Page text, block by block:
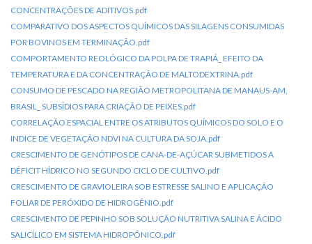
CONCENTRAÇÕES DE ADITIVOS.pdf
COMPARATIVO DOS ASPECTOS QUÍMICOS DAS SILAGENS CONSUMIDAS
POR BOVINOS EM TERMINAÇÃO.pdf
COMPORTAMENTO REOLÓGICO DA POLPA DE TRAPIÁ_ EFEITO DA
TEMPERATURA E DA CONCENTRAÇÃO DE MALTODEXTRINA.pdf
CONSUMO DE PESCADO NA REGIÃO METROPOLITANA DE MANAUS-AM,
BRASIL_ SUBSÍDIOS PARA CRIAÇÃO DE PEIXES.pdf
CORRELAÇÃO ESPACIAL ENTRE OS ATRIBUTOS QUÍMICOS DO SOLO E O
INDICE DE VEGETAÇÃO NDVI NA CULTURA DA SOJA.pdf
CRESCIMENTO DE GENÓTIPOS DE CANA-DE-AÇÚCAR SUBMETIDOS A
DÉFICIT HÍDRICO NO SEGUNDO CICLO DE CULTIVO.pdf
CRESCIMENTO DE GRAVIOLEIRA SOB ESTRESSE SALINO E APLICAÇÃO
FOLIAR DE PERÓXIDO DE HIDROGÊNIO.pdf
CRESCIMENTO DE PEPINHO SOB SOLUÇÃO NUTRITIVA SALINA E ÁCIDO
SALICÍLICO EM SISTEMA HIDROPÔNICO.pdf